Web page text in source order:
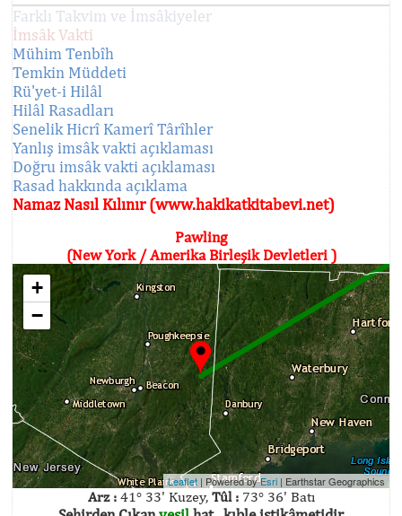
Farklı Takvim ve İmsâkiyeler
İmsâk Vakti
Mühim Tenbîh
Temkin Müddeti
Rü'yet-i Hilâl
Hilâl Rasadları
Senelik Hicrî Kamerî Târîhler
Yanlış imsâk vakti açıklaması
Doğru imsâk vakti açıklaması
Rasad hakkında açıklama
Namaz Nasıl Kılınır (www.hakikatkitabevi.net)
Pawling
(New York / Amerika Birleşik Devletleri )
+
−
Leaflet | Powered byEsri | Earthstar Geographics
Arz :41° 33' Kuzey, Tûl :73° 36' Batı